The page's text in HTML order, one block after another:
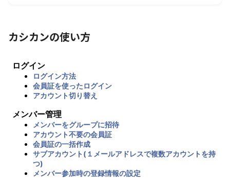
カシカンの使い方
ログイン
ログイン方法
会員証を使ったログイン
アカウント切り替え
メンバー管理
メンバーをグループに招待
アカウント不要の会員証
会員証の一括作成
サブアカウント(１メールアドレスで複数アカウントを持
つ)
メンバー参加時の登録情報の設定